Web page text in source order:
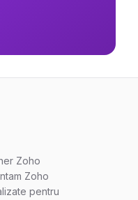
Zoho
Zoho
pentru